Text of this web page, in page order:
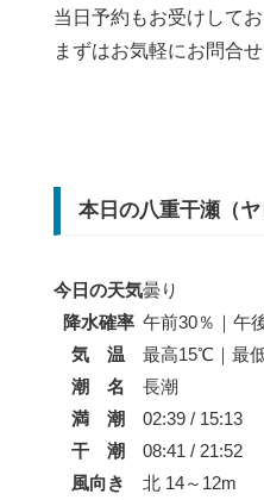
当日予約もお受けしてお
まずはお気軽にお問合せ
本日の八重干瀬（
今日の天気曇り
降水確率 午前30％｜午
気 温
最高15℃｜最
潮 名
長潮
満 潮
02:39 / 15:13
干 潮
08:41 / 21:52
風向き
北 14～12m